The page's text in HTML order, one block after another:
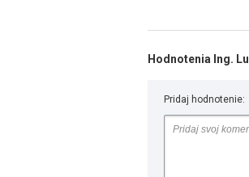
Hodnotenia Ing.
Pridaj hodnotenie: